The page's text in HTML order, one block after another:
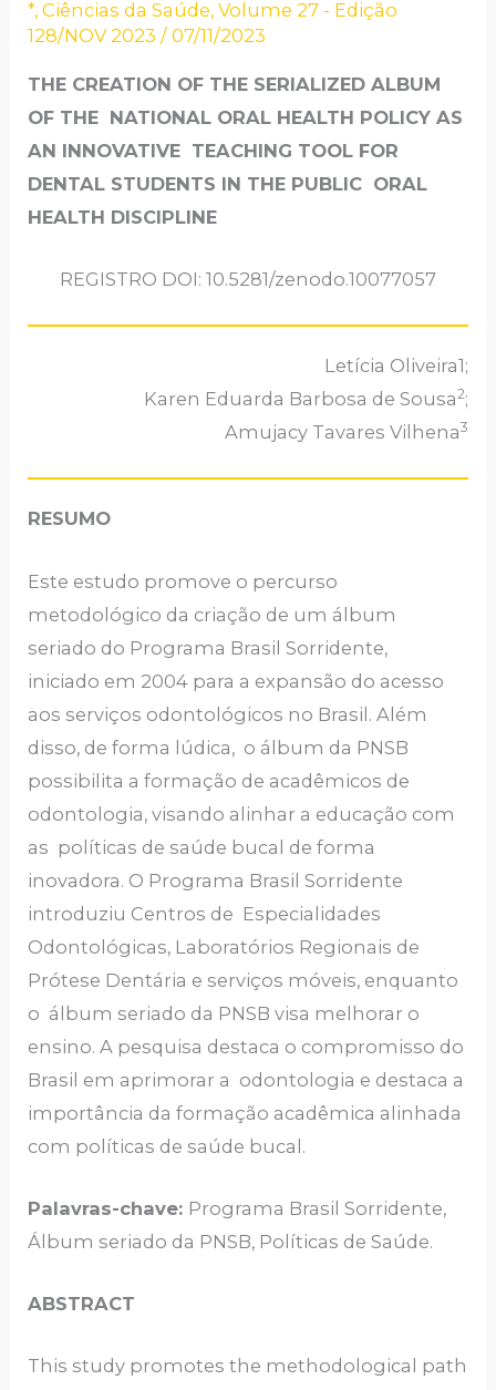
*,Ciências da Saúde,Volume 27 - Edição
128/NOV 2023 /07/11/2023
THE CREATION OF THE SERIALIZED ALBUM
OF THE NATIONAL ORAL HEALTH POLICY AS
AN INNOVATIVE TEACHING TOOL FOR
DENTAL STUDENTS IN THE PUBLIC ORAL
HEALTH DISCIPLINE
REGISTRO DOI: 10.5281/zenodo.10077057
Letícia Oliveira1;
Karen Eduarda Barbosa de Sousa2;
Amujacy Tavares Vilhena3
RESUMO
Este estudo promove o percurso
metodológico da criação de um álbum
seriado do Programa Brasil Sorridente,
iniciado em 2004 para a expansão do acesso
aos serviços odontológicos no Brasil. Além
disso, de forma lúdica, o álbum da PNSB
possibilita a formação de acadêmicos de
odontologia, visando alinhar a educação com
as políticas de saúde bucal de forma
inovadora. O Programa Brasil Sorridente
introduziu Centros de Especialidades
Odontológicas, Laboratórios Regionais de
Prótese Dentária e serviços móveis, enquanto
o álbum seriado da PNSB visa melhorar o
ensino. A pesquisa destaca o compromisso do
Brasil em aprimorar a odontologia e destaca a
importância da formação acadêmica alinhada
com políticas de saúde bucal.
Palavras-chave: Programa Brasil Sorridente,
Álbum seriado da PNSB, Políticas de Saúde.
ABSTRACT
This study promotes the methodological path